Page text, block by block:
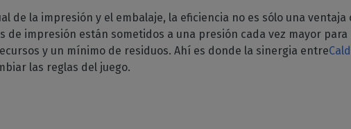
de RIP
CalderaRIP
módulos
y sus potentes
CalderaDock
Gestione todas sus
soluciones Caldera
estampadas
Decoración del hogar
Decoración interior impresa
Reducir el consumo de tinta
Corte
Periféricos
compatibles
Compruebe la compatibilidad
de sus impresoras y
cortadoras
Boletín
Reciba nuestras noticias
directamente en su buzón
de la impresión y el embalaje, la eficiencia no es sólo una
de impresión están sometidos a una presión cada vez mayor
y un mínimo de residuos. Ahí es donde la sinergia entre
las reglas del juego.